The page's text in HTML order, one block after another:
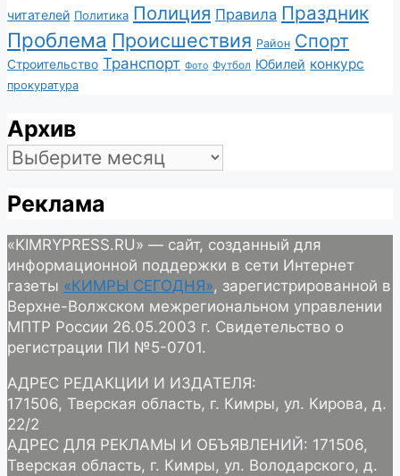
читателей Политика Полиция Правила Праздник
Проблема Происшествия Район Спорт
Строительство Транспорт Фото Футбол Юбилей конкурс
прокуратура
Архив
Архив
Реклама
«KIMRYPRESS.RU» — сайт, созданный для
информационной поддержки в сети Интернет
газеты «КИМРЫ СЕГОДНЯ», зарегистрированной в
Верхне-Волжском межрегиональном управлении
МПТР России 26.05.2003 г. Свидетельство о
регистрации ПИ №5-0701.
АДРЕС РЕДАКЦИИ И ИЗДАТЕЛЯ:
171506, Тверская область, г. Кимры, ул. Кирова, д.
22/2
АДРЕС ДЛЯ РЕКЛАМЫ И ОБЪЯВЛЕНИЙ: 171506,
Тверская область, г. Кимры, ул. Володарского, д.